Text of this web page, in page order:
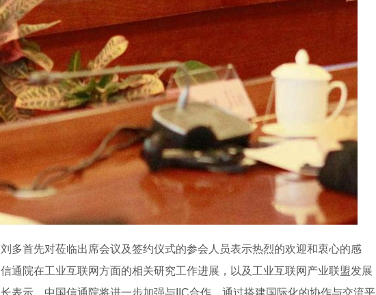
多首先对莅临出席会议及签约仪式的参会人员表示热烈的欢迎和衷心的感
通院在工业互联网方面的相关研究工作进展，以及工业互联网产业联盟发展
表示，中国信通院将进一步加强与IIC合作，通过搭建国际化的协作与交流平